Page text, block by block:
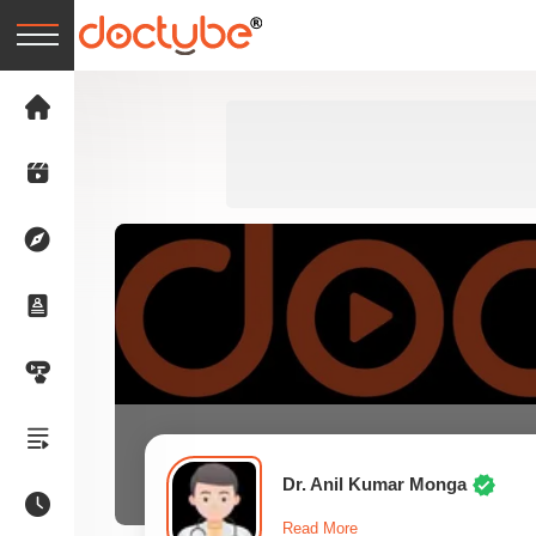
Dr. Anil Kumar Monga
Read More